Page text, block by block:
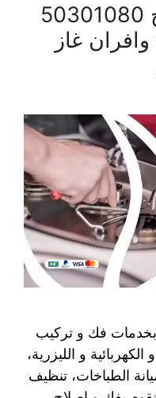
فني طباخات الضجيج 50301080
غاز
فك و تركيب
و الليزرية،
الطباخات، تنظيف